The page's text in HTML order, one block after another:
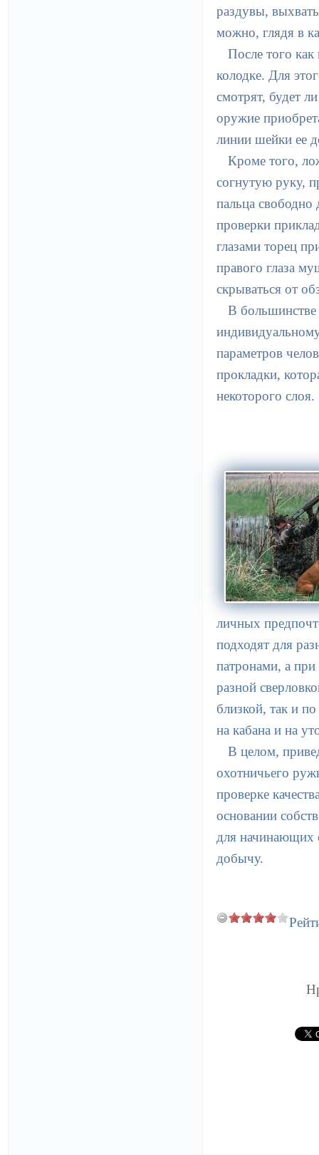
раздувы,
можно, глядя в
После того
колодке. Для
смотрят, будет
оружие
линии шейки ее
Кроме того,
согнутую руку,
пальца свободно
проверки
глазами торец
правого глаза
скрываться от
В большинстве
параметров
прокладки,
некоторого слоя.
личных
подходят для
патронами, а при
разной
близкой, так и
на кабана и на
В целом,
охотничьего
проверке
основании
для начинающих
добычу.